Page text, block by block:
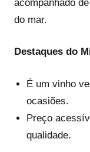
acompanhado
do mar.
Destaques do
É um vinho
ocasiões.
Preço
qualidade.